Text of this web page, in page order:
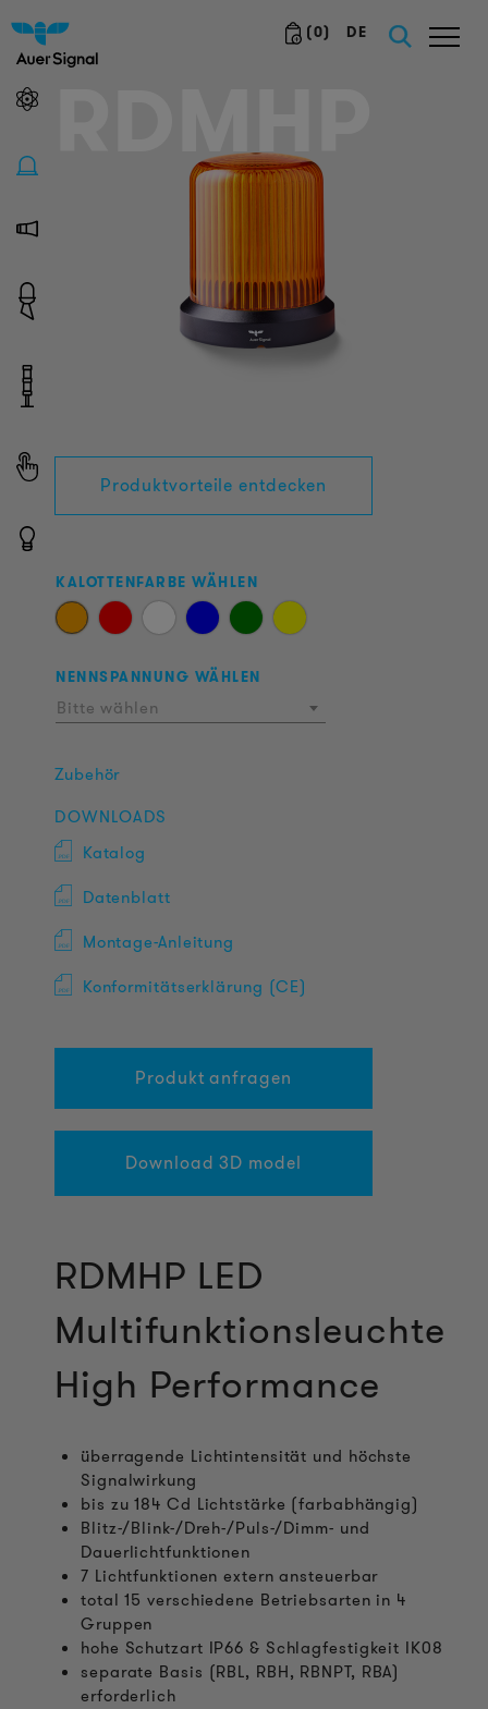
(0) DE
RDMHP
Produktvorteile entdecken
KALOTTENFARBE WÄHLEN
NENNSPANNUNG WÄHLEN
Bitte wählen
Zubehör
DOWNLOADS
Katalog
Datenblatt
Montage-Anleitung
Konformitätserklärung (CE)
Produkt anfragen
Download 3D model
RDMHP LED
Multifunktionsleuchte
High Performance
überragende Lichtintensität und höchste
Signalwirkung
bis zu 184 Cd Lichtstärke (farbabhängig)
Blitz-/Blink-/Dreh-/Puls-/Dimm- und
Dauerlichtfunktionen
7 Lichtfunktionen extern ansteuerbar
total 15 verschiedene Betriebsarten in 4
Gruppen
hohe Schutzart IP66 & Schlagfestigkeit IK08
separate Basis (RBL, RBH, RBNPT, RBA)
erforderlich